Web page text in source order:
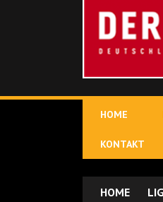
HOME
KONTAKT
HOME